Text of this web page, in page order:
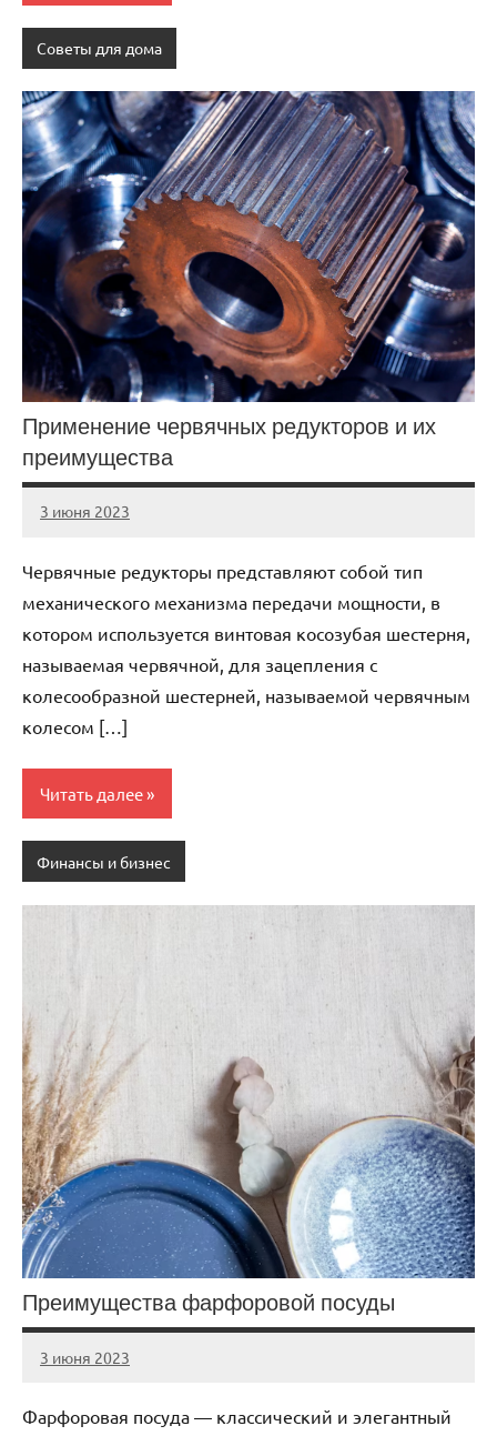
Советы для дома
Применение червячных редукторов и их
преимущества
3 июня 2023
Avtor
Нет
Червячные редукторы представляют собой тип
механического механизма передачи мощности, в
котором используется винтовая косозубая шестерня,
называемая червячной, для зацепления с
колесообразной шестерней, называемой червячным
колесом […]
Читать далее
Финансы и бизнес
Преимущества фарфоровой посуды
3 июня 2023
Avtor
Нет
Фарфоровая посуда — классический и элегантный